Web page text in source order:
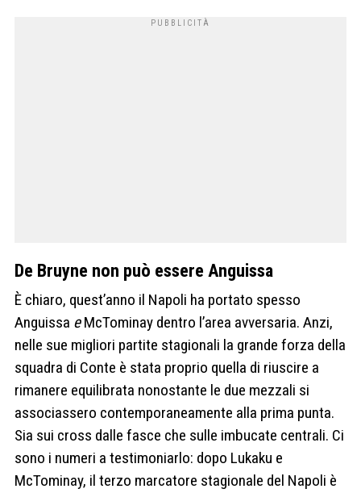
De Bruyne non può essere Anguissa
È chiaro, quest’anno il Napoli ha portato spesso
Anguissa eMcTominay dentro l’area avversaria. Anzi,
nelle sue migliori partite stagionali la grande forza della
squadra di Conte è stata proprio quella di riuscire a
rimanere equilibrata nonostante le due mezzali si
associassero contemporaneamente alla prima punta.
Sia sui cross dalle fasce che sulle imbucate centrali. Ci
sono i numeri a testimoniarlo: dopo Lukaku e
McTominay, il terzo marcatore stagionale del Napoli è